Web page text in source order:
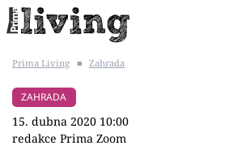
BYDLENÍ SLAVNÝCH
Prima Living ■ Zahrada
ZAHRADA
15. dubna 2020 10:00
redakce Prima Zoom